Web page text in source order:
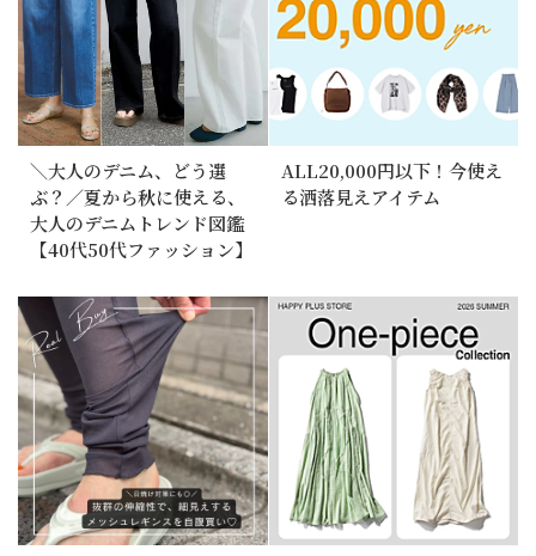
＼大人のデニム、どう選
ぶ？／夏から秋に使える、
大人のデニムトレンド図鑑
【40代50代ファッション】
ALL20,000円以下！今使え
る洒落見えアイテム